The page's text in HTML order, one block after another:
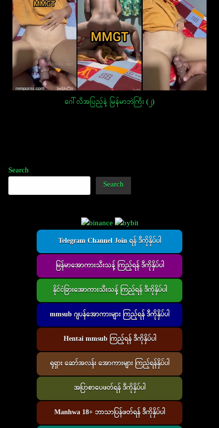
ဂေါ်လီအပြည့်နဲ့ မြန်မာဘဲကြီး (၂)
Search
Search
Telegram Channel Join ရန် ဒီကိုနှိပ်ပါ
မြန်မာအောကားသီးသန့် ကြည့်ရန် ဒီကိုနှိပ်ပါ
နိုင်ငံခြားအောကားသီးသန့် ကြည့်ရန် ဒီကိုနှိပ်ပါ
mmsub ဂျပန်အောကားများ ကြည့်ရန် ဒီကိုနှိပ်ပါ
Hentai mmsub ကြည့်ရန် ဒီကိုနှိပ်ပါ
ရုရှား ဆော်အလန်း အောကားများ ကြည့်ရန်နှိပ်ပါ
အပြာစာပေဖတ်ရန် ဒီကိုနှိပ်ပါ
Manhwa 18+ ဘာသာပြန်ဖတ်ရန် ဒီကိုနှိပ်ပါ